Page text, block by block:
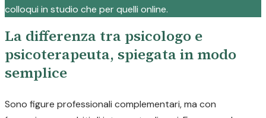
colloqui in studio che per quelli online.
La differenza tra psicologo e
psicoterapeuta, spiegata in modo
semplice
Sono figure professionali complementari, ma con